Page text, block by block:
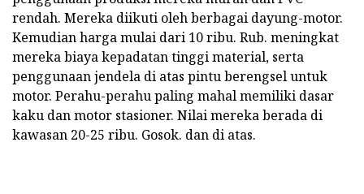
rendah. Mereka diikuti oleh berbagai dayung-motor.
Kemudian harga mulai dari 10 ribu. Rub. meningkat
mereka biaya kepadatan tinggi material, serta
penggunaan jendela di atas pintu berengsel untuk
motor. Perahu-perahu paling mahal memiliki dasar
kaku dan motor stasioner. Nilai mereka berada di
kawasan 20-25 ribu. Gosok. dan di atas.